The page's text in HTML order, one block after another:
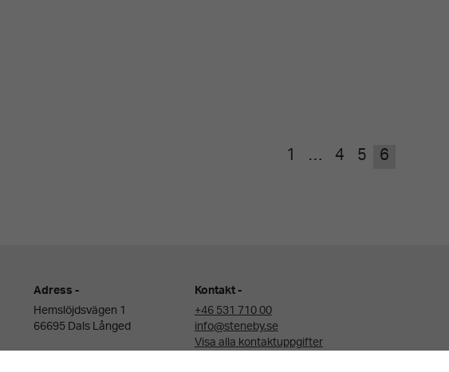
1 … 4 5 6
Adress
Hemslöjdsvägen 1
66695 Dals Långed
Kontakt
+46 531 710 00
info@steneby.se
Visa alla kontaktuppgifter